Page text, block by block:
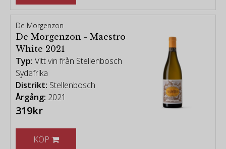
De Morgenzon
De Morgenzon - Maestro
White 2021
Typ: Vitt vin från Stellenbosch
Sydafrika
Distrikt: Stellenbosch
Årgång: 2021
319kr
KÖP